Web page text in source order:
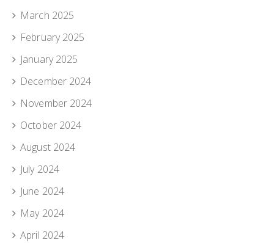
March 2025
February 2025
January 2025
December 2024
November 2024
October 2024
August 2024
July 2024
June 2024
May 2024
April 2024